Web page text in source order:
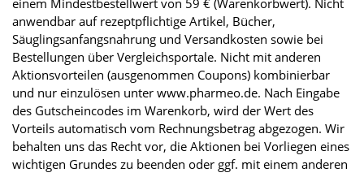
einem Mindestbestellwert von 59 € (Warenkorbwert). Nicht
anwendbar auf rezeptpflichtige Artikel, Bücher,
Säuglingsanfangsnahrung und Versandkosten sowie bei
Bestellungen über Vergleichsportale. Nicht mit anderen
Aktionsvorteilen (ausgenommen Coupons) kombinierbar
und nur einzulösen unter www.pharmeo.de. Nach Eingabe
des Gutscheincodes im Warenkorb, wird der Wert des
Vorteils automatisch vom Rechnungsbetrag abgezogen. Wir
behalten uns das Recht vor, die Aktionen bei Vorliegen eines
wichtigen Grundes zu beenden oder ggf. mit einem anderen